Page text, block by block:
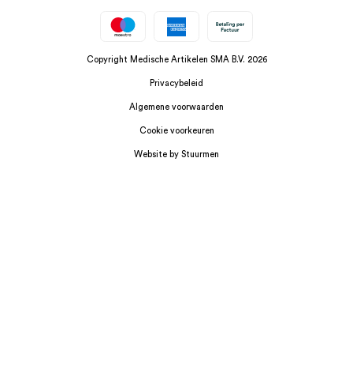
Copyright Medische Artikelen SMA B.V. 2026
Privacybeleid
Algemene voorwaarden
Cookie voorkeuren
Website by Stuurmen